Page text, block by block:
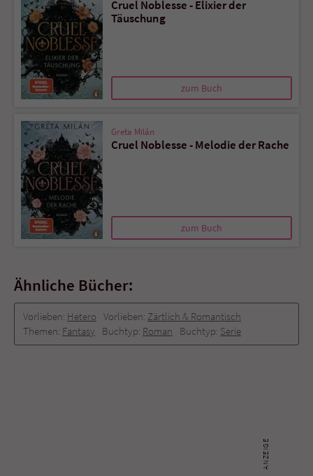
Cruel Noblesse - Elixier der
Täuschung
zum Buch
Greta Milán
Cruel Noblesse - Melodie der Rache
zum Buch
Ähnliche Bücher:
Vorlieben: Hetero Vorlieben: Zärtlich & Romantisch
Themen: Fantasy Buchtyp: Roman Buchtyp: Serie